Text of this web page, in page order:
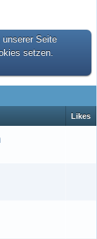
unserer Seite
setzen.
Likes